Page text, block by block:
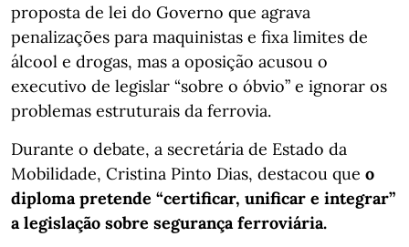
proposta de lei do Governo que agrava
penalizações para maquinistas e fixa limites de
álcool e drogas, mas a oposição acusou o
executivo de legislar “sobre o óbvio” e ignorar os
problemas estruturais da ferrovia.
Durante o debate, a secretária de Estado da
Mobilidade, Cristina Pinto Dias, destacou que o
diploma pretende “certificar, unificar e integrar”
a legislação sobre segurança ferroviária.